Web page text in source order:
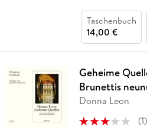
Taschenbuch
14,00 €
Geheime
Brunettis
Donna Leon
(1)